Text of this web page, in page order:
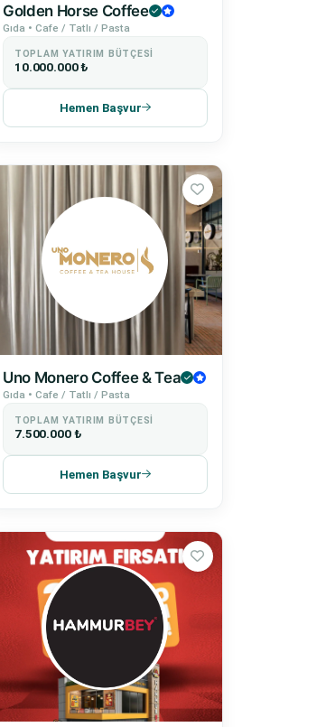
Golden Horse Coffee
Gıda • Cafe / Tatlı / Pasta
TOPLAM YATIRIM BÜTÇESI
10.000.000 ₺
Hemen Başvur
Uno Monero Coffee & Tea
Gıda • Cafe / Tatlı / Pasta
TOPLAM YATIRIM BÜTÇESI
7.500.000 ₺
Hemen Başvur